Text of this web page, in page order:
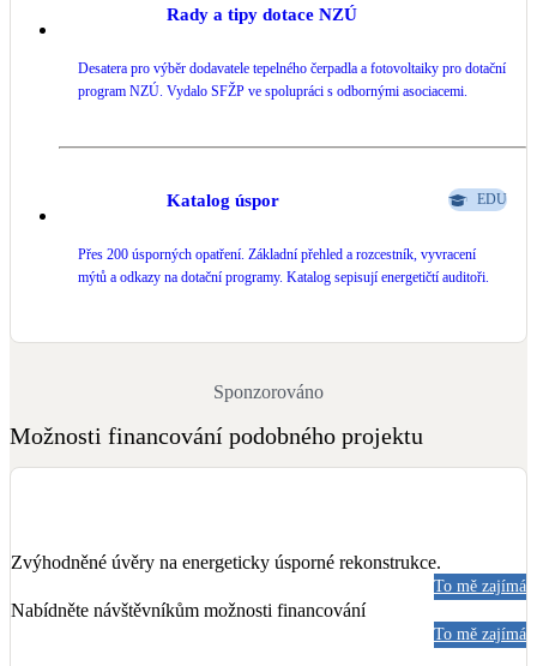
Rady a tipy dotace NZÚ
Desatera pro výběr dodavatele tepelného čerpadla a fotovoltaiky pro dotační
program NZÚ. Vydalo SFŽP ve spolupráci s odbornými asociacemi.
Katalog úspor EDU
Přes 200 úsporných opatření. Základní přehled a rozcestník, vyvracení
mýtů a odkazy na dotační programy. Katalog sepisují energetičtí auditoři.
Možnosti financování podobného projektu
Sponzorováno
Zvýhodněné úvěry na energeticky úsporné rekonstrukce.
To mě zajímá
Nabídněte návštěvníkům možnosti financování
To mě zajímá